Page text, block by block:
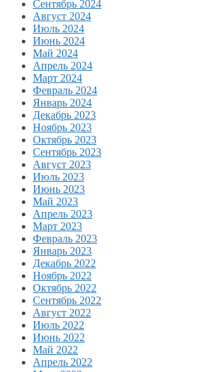
Сентябрь 2024
Август 2024
Июль 2024
Июнь 2024
Май 2024
Апрель 2024
Март 2024
Февраль 2024
Январь 2024
Декабрь 2023
Ноябрь 2023
Октябрь 2023
Сентябрь 2023
Август 2023
Июль 2023
Июнь 2023
Май 2023
Апрель 2023
Март 2023
Февраль 2023
Январь 2023
Декабрь 2022
Ноябрь 2022
Октябрь 2022
Сентябрь 2022
Август 2022
Июль 2022
Июнь 2022
Май 2022
Апрель 2022